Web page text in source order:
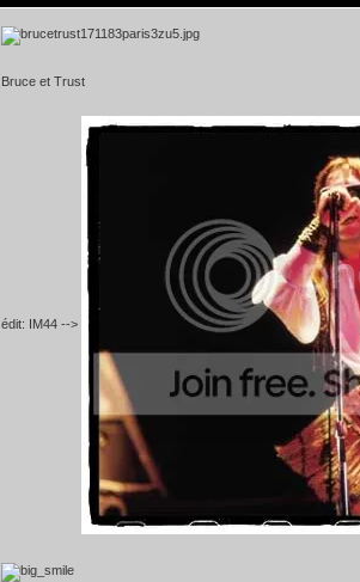
Bruce et Trust
édit: IM44 -->